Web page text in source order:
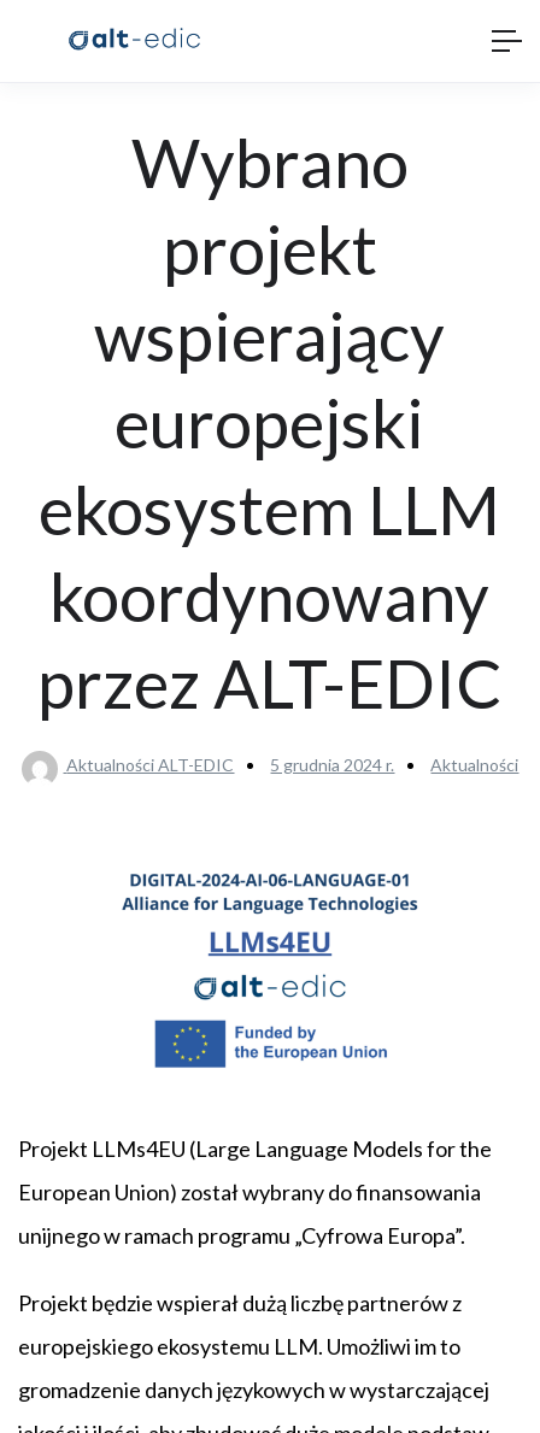
Wybrano
projekt
wspierający
europejski
ekosystem LLM
koordynowany
przez ALT-EDIC
Aktualności ALT-EDIC 5 grudnia 2024 r. Aktualności
Projekt LLMs4EU (Large Language Models for the
European Union) został wybrany do finansowania
unijnego w ramach programu „Cyfrowa Europa”.
Projekt będzie wspierał dużą liczbę partnerów z
europejskiego ekosystemu LLM. Umożliwi im to
gromadzenie danych językowych w wystarczającej